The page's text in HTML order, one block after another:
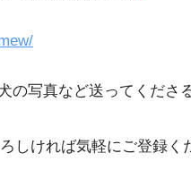
の写真など送ってくださ
しければ気軽にご登録く